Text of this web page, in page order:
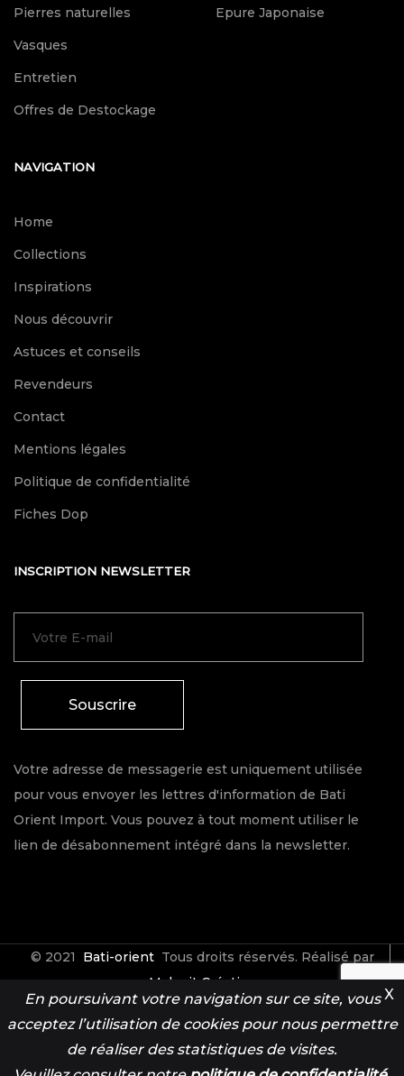
Pierres naturelles
Vasques
Entretien
Offres de Destockage
Epure Japonaise
NAVIGATION
Home
Collections
Inspirations
Nous découvrir
Astuces et conseils
Revendeurs
Contact
Mentions légales
Politique de confidentialité
Fiches Dop
INSCRIPTION NEWSLETTER
Souscrire
Votre adresse de messagerie est uniquement utilisée
pour vous envoyer les lettres d'information de Bati
Orient Import. Vous pouvez à tout moment utiliser le
lien de désabonnement intégré dans la newsletter.
© 2021 Bati-orient Tous droits réservés. Réalisé par
Make it Créative
Contact Espace Pro
En poursuivant votre navigation sur ce site, vous
acceptez l’utilisation de cookies pour nous permettre
de réaliser des statistiques de visites.
X